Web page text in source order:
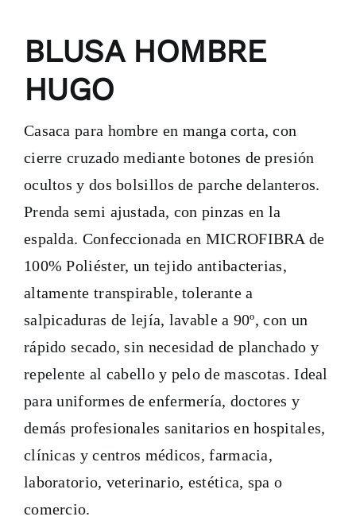
BLUSA HOMBRE
HUGO
Casaca para hombre en manga corta, con
cierre cruzado mediante botones de presión
ocultos y dos bolsillos de parche delanteros.
Prenda semi ajustada, con pinzas en la
espalda. Confeccionada en MICROFIBRA de
100% Poliéster, un tejido antibacterias,
altamente transpirable, tolerante a
salpicaduras de lejía, lavable a 90º, con un
rápido secado, sin necesidad de planchado y
repelente al cabello y pelo de mascotas. Ideal
para uniformes de enfermería, doctores y
demás profesionales sanitarios en hospitales,
clínicas y centros médicos, farmacia,
laboratorio, veterinario, estética, spa o
comercio.